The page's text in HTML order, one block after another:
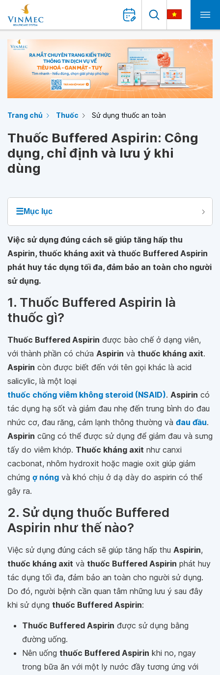
Trang chủ Thuốc Sử dụng thuốc an toàn
Thuốc Buffered Aspirin: Công
dụng, chỉ định và lưu ý khi
dùng
☰Mục lục
Việc sử dụng đúng cách sẽ giúp tăng hấp thu
Aspirin, thuốc kháng axit và thuốc Buffered Aspirin
phát huy tác dụng tối đa, đảm bảo an toàn cho người
sử dụng.
1. Thuốc Buffered Aspirin là
thuốc gì?
Thuốc Buffered Aspirin được bào chế ở dạng viên,
với thành phần có chứa Aspirin và thuốc kháng axit.
Aspirin còn được biết đến với tên gọi khác là acid
salicylic, là một loại
thuốc chống viêm không steroid (NSAID). Aspirin có
tác dụng hạ sốt và giảm đau nhẹ đến trung bình do đau
nhức cơ, đau răng, cảm lạnh thông thường và đau đầu.
Aspirin cũng có thể được sử dụng để giảm đau và sưng
tấy do viêm khớp. Thuốc kháng axit như canxi
cacbonat, nhôm hydroxit hoặc magie oxit giúp giảm
chứng ợ nóng và khó chịu ở dạ dày do aspirin có thể
gây ra.
2. Sử dụng thuốc Buffered
Aspirin như thế nào?
Việc sử dụng đúng cách sẽ giúp tăng hấp thu Aspirin,
thuốc kháng axit và thuốc Buffered Aspirin phát huy
tác dụng tối đa, đảm bảo an toàn cho người sử dụng.
Do đó, người bệnh cần quan tâm những lưu ý sau đây
khi sử dụng thuốc Buffered Aspirin:
Thuốc Buffered Aspirin được sử dụng bằng
đường uống.
Nên uống thuốc Buffered Aspirin khi no, ngay
trong bữa ăn với một ly nước đầy tương ứng với